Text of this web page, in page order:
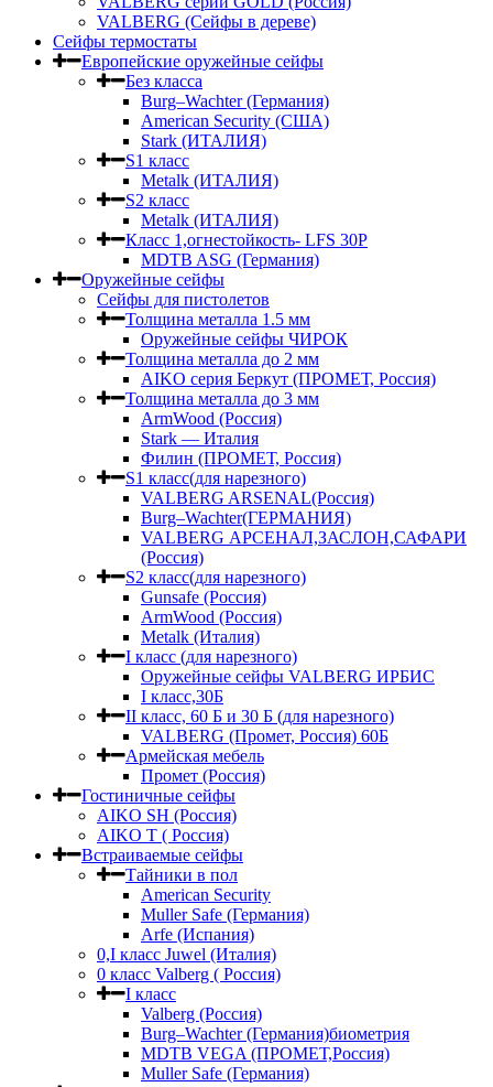
VALBERG (Сейфы в дереве)
Сейфы термостаты
Европейские оружейные сейфы
Без класса
Burg–Wachter (Германия)
American Security (США)
Stark (ИТАЛИЯ)
S1 класс
Metalk (ИТАЛИЯ)
S2 класс
Metalk (ИТАЛИЯ)
Класс 1,огнестойкость- LFS 30P
MDTB ASG (Германия)
Оружейные сейфы
Сейфы для пистолетов
Толщина металла 1.5 мм
Оружейные сейфы ЧИРОК
Толщина металла до 2 мм
AIKO серия Беркут (ПРОМЕТ, Россия)
Толщина металла до 3 мм
ArmWood (Россия)
Stark — Италия
Филин (ПРОМЕТ, Россия)
S1 класс(для нарезного)
VALBERG ARSENAL(Россия)
Burg–Wachter(ГЕРМАНИЯ)
VALBERG АРСЕНАЛ,ЗАСЛОН,САФАРИ
(Россия)
S2 класс(для нарезного)
Gunsafe (Россия)
ArmWood (Россия)
Metalk (Италия)
I класс (для нарезного)
Оружейные сейфы VALBERG ИРБИС
I класс,30Б
II класс, 60 Б и 30 Б (для нарезного)
VALBERG (Промет, Россия) 60Б
Армейская мебель
Промет (Россия)
Гостиничные сейфы
AIKO SH (Россия)
AIKO Т ( Россия)
Встраиваемые сейфы
Тайники в пол
American Security
Muller Safe (Германия)
Arfe (Испания)
0,I класс Juwel (Италия)
0 класс Valberg ( Россия)
I класс
Valberg (Россия)
Burg–Wachter (Германия)биометрия
MDTB VEGA (ПРОМЕТ,Россия)
Muller Safe (Германия)